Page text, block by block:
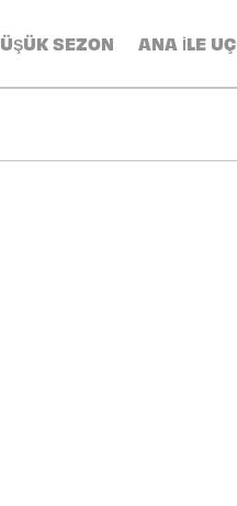
SEZON ANA ILE UÇ